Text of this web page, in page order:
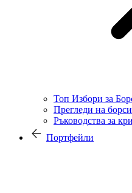
Топ Избори за
Прегледи на борси
Ръководства за
Портфейли